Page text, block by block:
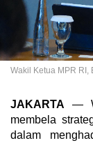
Wakil Ketua MPR RI,
JAKARTA —
membela
dalam